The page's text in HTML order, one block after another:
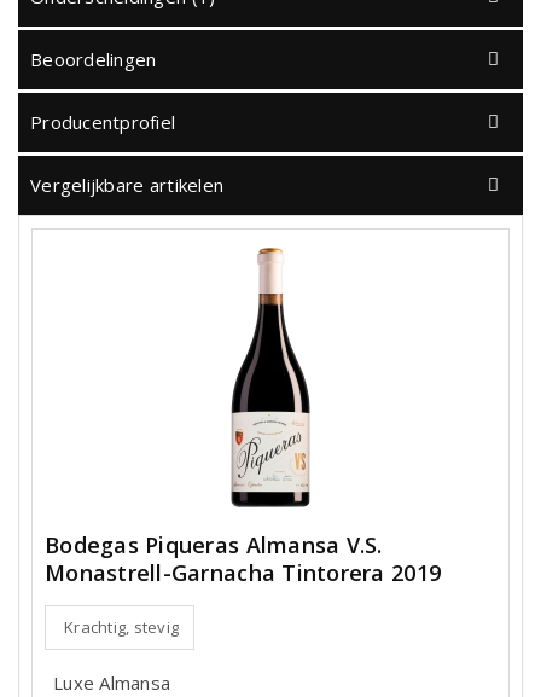
Beoordelingen
Producentprofiel
Vergelijkbare artikelen
Bodegas Piqueras Almansa V.S.
Monastrell-Garnacha Tintorera 2019
Krachtig, stevig
Luxe Almansa